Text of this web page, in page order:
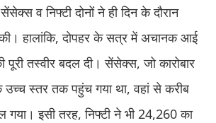
व निफ्टी दोनों ने ही दिन के दौरान
हालांकि, दोपहर के सत्र में अचानक आई
पूरी तस्वीर बदल दी। सेंसेक्स, जो कारोबार
स्तर तक पहुंच गया था, वहां से करीब
इसी तरह, निफ्टी ने भी 24,260 का